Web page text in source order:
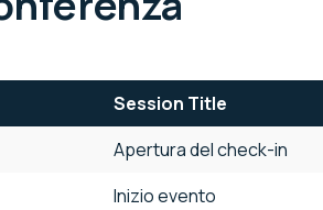
Session Title
Apertura del check-in
Inizio evento